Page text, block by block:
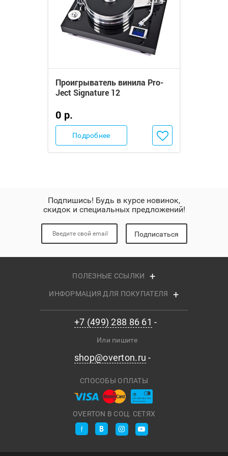
Проигрыватель винила Pro-
Ject Signature 12
0 р.
Подробнее
Добавить в избранное
Подпишись! Будь в курсе новинок,
скидок и специальных предложений!
Подписаться
ПОЛЕЗНЫЕ ССЫЛКИ
ИНФОРМАЦИЯ ДЛЯ ПОКУПАТЕЛЯ
+7 (499) 288 86 61
Или пишите
shop@overton.ru
OVERTON В СОЦ. СЕТЯХ
СПОСОБЫ ОПЛАТЫ